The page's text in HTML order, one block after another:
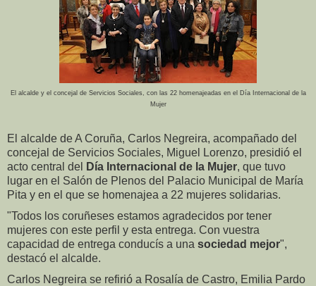
El alcalde y el concejal de Servicios Sociales, con las 22 homenajeadas en el Día Internacional de la
Mujer
El alcalde de A Coruña, Carlos Negreira, acompañado del
concejal de Servicios Sociales, Miguel Lorenzo, presidió el
acto central del
Día Internacional de la Mujer, que tuvo
lugar en el Salón de Plenos del Palacio Municipal de María
Pita y en el que se homenajea a 22 mujeres solidarias.
"Todos los coruñeses estamos agradecidos por tener
mujeres con este perfil y esta entrega. Con vuestra
capacidad de entrega conducís a una sociedad mejor",
destacó el alcalde.
Carlos Negreira se refirió a Rosalía de Castro, Emilia Pardo